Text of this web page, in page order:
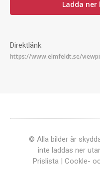
Ladda
Direktlänk
© Alla bilder är
inte laddas ner
Prislista | Cookle-